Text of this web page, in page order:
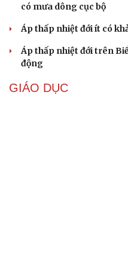
có mưa dông cục bộ
Áp thấp nhiệt đới ít có
Áp thấp nhiệt đới trên
động
GIÁO DỤC